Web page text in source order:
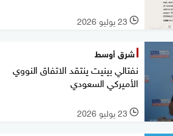
l 23 يوليو 2026
شرق أوسط
نفتالي بينيت ينتقد الاتفاق النووي
الأميركي السعودي
l 23 يوليو 2026